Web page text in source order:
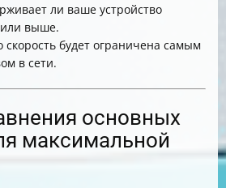
ли ваше устройство
или выше.
скорость будет ограничена самым
в сети.
основных
максимальной